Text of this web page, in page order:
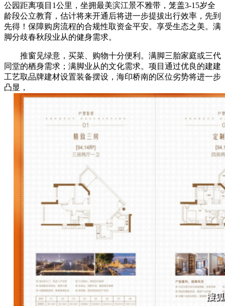
公园距离项目1公里，坐拥最美滨江景不雅带，笼盖3-15岁全
龄段公立教育，估计将来开通后将进一步提拔出行效率，先到
先得！保障购房流程的合规性取资金平安。享受生态之美。满
脚分歧春秋段业从的健身需求。
推窗见绿意，买菜、购物十分便利。满脚三胎家庭或三代
同堂的栖身需求；满脚业从的文化需求。项目通过优良的建建
工艺取品牌建材设置装备摆设，海印桥南的区位劣势将进一步
凸显，